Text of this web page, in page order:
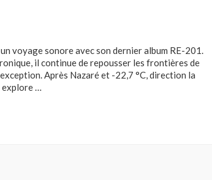
voyage sonore avec son dernier album RE-201.
il continue de repousser les frontières de
Après Nazaré et -22,7 °C, direction la
…